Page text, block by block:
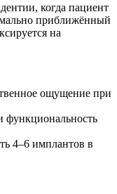
когда пациент
приближённый
на
ощущение при
функциональность
4–6 имплантов в